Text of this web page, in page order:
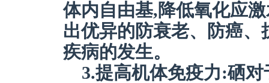
体内自由基,降低氧化应
出优异的防衰老、防癌
疾病的发生。
3.提高机体免疫力:硒